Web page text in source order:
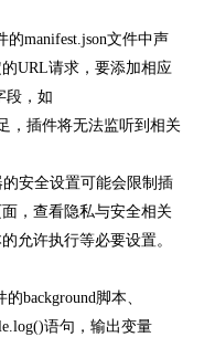
的manifest.json文件中声
URL请求，要添加相应
段，如
，插件将无法监听到相关
安全设置可能会限制插
，查看隐私与安全相关
允许执行等必要设置。
background脚本、
语句，输出变量